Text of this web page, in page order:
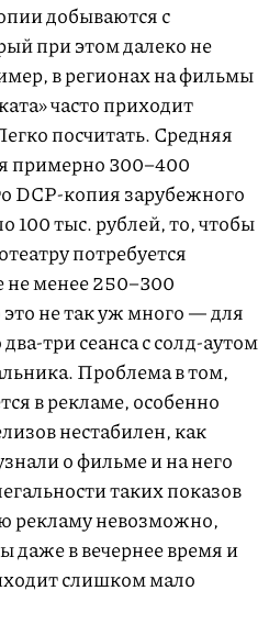
добываются с
при этом далеко не
в регионах на фильмы
часто приходит
посчитать. Средняя
примерно 300–400
DCP-копия зарубежного
100 тыс. рублей, то, чтобы
потребуется
не менее 250–300
не так уж много — для
три сеанса с солд-аутом
Проблема в том,
в рекламе, особенно
нестабилен, как
о фильме и на него
таких показов
рекламу невозможно,
даже в вечернее время и
слишком мало